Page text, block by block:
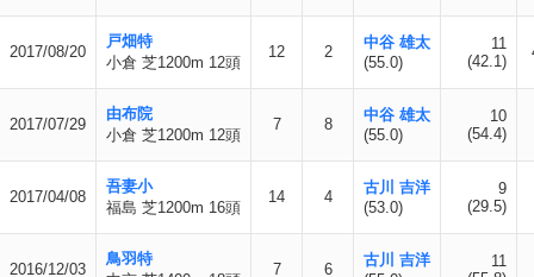
2017/08/20
戸畑特
小倉 芝1200m 12頭
12 2
中谷 雄太
(55.0)
11
(42.1)
2017/07/29
由布院
小倉 芝1200m 12頭
7 8
中谷 雄太
(55.0)
10
(54.4)
2017/04/08
吾妻小
福島 芝1200m 16頭
14 4
古川 吉洋
(53.0)
9
(29.5)
2016/12/03
鳥羽特
7 6
古川 吉洋
11